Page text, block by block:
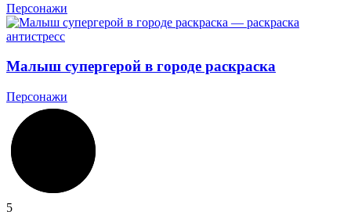
Персонажи
Малыш супергерой в городе раскраска
Персонажи
5